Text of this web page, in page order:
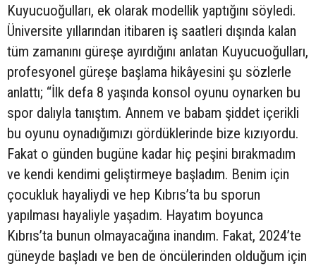
Kuyucuoğulları, ek olarak modellik yaptığını söyledi.
Üniversite yıllarından itibaren iş saatleri dışında kalan
tüm zamanını güreşe ayırdığını anlatan Kuyucuoğulları,
profesyonel güreşe başlama hikâyesini şu sözlerle
anlattı; “İlk defa 8 yaşında konsol oyunu oynarken bu
spor dalıyla tanıştım. Annem ve babam şiddet içerikli
bu oyunu oynadığımızı gördüklerinde bize kızıyordu.
Fakat o günden bugüne kadar hiç peşini bırakmadım
ve kendi kendimi geliştirmeye başladım. Benim için
çocukluk hayaliydi ve hep Kıbrıs’ta bu sporun
yapılması hayaliyle yaşadım. Hayatım boyunca
Kıbrıs’ta bunun olmayacağına inandım. Fakat, 2024’te
güneyde başladı ve ben de öncülerinden olduğum için